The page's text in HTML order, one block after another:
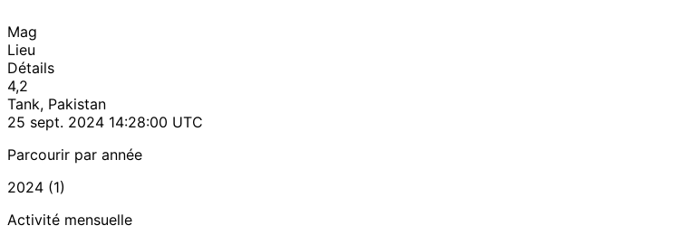
Mag
Lieu
Détails
4,2
Tank, Pakistan
25 sept. 2024 14:28:00 UTC
Parcourir par année
2024 (1)
Activité mensuelle